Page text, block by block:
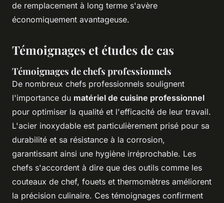
de remplacement à long terme s'avère
économiquement avantageuse.
Témoignages et études de cas
Témoignages de chefs professionnels
De nombreux chefs professionnels soulignent
l'importance du matériel de cuisine professionnel
pour optimiser la qualité et l'efficacité de leur travail.
L'acier inoxydable est particulièrement prisé pour sa
durabilité et sa résistance à la corrosion,
garantissant ainsi une hygiène irréprochable. Les
chefs s'accordent à dire que des outils comme les
couteaux de chef, fouets et thermomètres améliorent
la précision culinaire. Ces témoignages confirment